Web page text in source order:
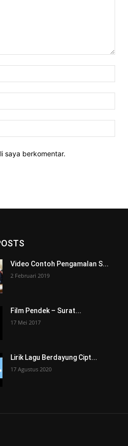
saya berkomentar.
Video Contoh Pengamalan S...
2 Februari 2019
Film Pendek – Surat...
17 Mei 2017
Lirik Lagu Berdayung Cipt...
17 Agustus 2020